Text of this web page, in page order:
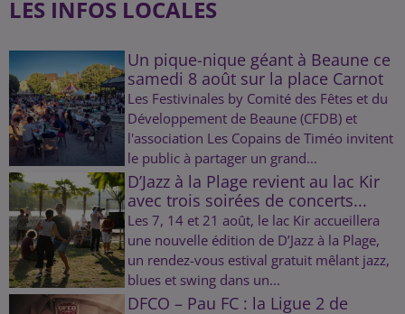
LES INFOS LOCALES
Un pique-nique géant à Beaune ce
samedi 8 août sur la place Carnot
Les Festivinales by Comité des Fêtes et du
Développement de Beaune (CFDB) et
l'association Les Copains de Timéo invitent
le public à partager un grand...
D’Jazz à la Plage revient au lac Kir
avec trois soirées de concerts...
Les 7, 14 et 21 août, le lac Kir accueillera
une nouvelle édition de D’Jazz à la Plage,
un rendez-vous estival gratuit mêlant jazz,
blues et swing dans un...
DFCO – Pau FC : la Ligue 2 de